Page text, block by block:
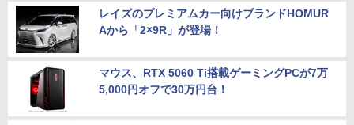
レイズのプレミアムカー向けブランドHOMUR
Aから「2×9R」が登場！
マウス、RTX 5060 Ti搭載ゲーミングPCが7万
5,000円オフで30万円台！